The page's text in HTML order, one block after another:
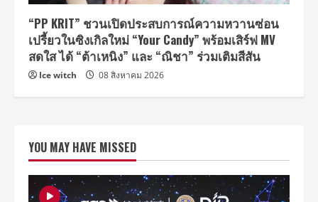
“PP KRIT” ชวนเปิดประสบการณ์ความหวานซ่อน
เปรี้ยวในซิงเกิลใหม่ “Your Candy” พร้อมเสิร์ฟ MV
สดใส ได้ “ต้าเหนิง” และ “ณิชา” ร่วมเติมสีสัน
Ice witch 08 สิงหาคม 2026
YOU MAY HAVE MISSED